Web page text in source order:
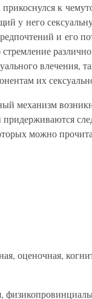
к
у него
и его
стремление
влечения,
их
механизм
можно
оценочная,